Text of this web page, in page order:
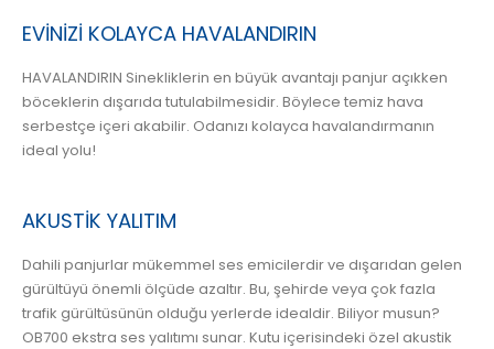
EVİNİZİ KOLAYCA HAVALANDIRIN
HAVALANDIRIN Sinekliklerin en büyük avantajı panjur açıkken
böceklerin dışarıda tutulabilmesidir. Böylece temiz hava
serbestçe içeri akabilir. Odanızı kolayca havalandırmanın
ideal yolu!
AKUSTİK YALITIM
Dahili panjurlar mükemmel ses emicilerdir ve dışarıdan gelen
gürültüyü önemli ölçüde azaltır. Bu, şehirde veya çok fazla
trafik gürültüsünün olduğu yerlerde idealdir. Biliyor musun?
OB700 ekstra ses yalıtımı sunar. Kutu içerisindeki özel akustik